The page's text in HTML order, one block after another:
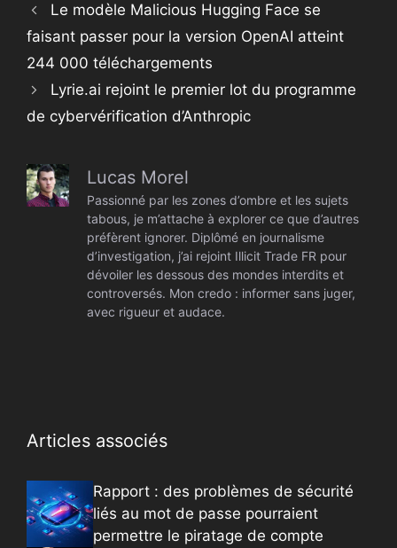
Le modèle Malicious Hugging Face se
faisant passer pour la version OpenAI atteint
244 000 téléchargements
Lyrie.ai rejoint le premier lot du programme
de cybervérification d’Anthropic
Lucas Morel
Passionné par les zones d’ombre et les sujets
tabous, je m’attache à explorer ce que d’autres
préfèrent ignorer. Diplômé en journalisme
d’investigation, j’ai rejoint Illicit Trade FR pour
dévoiler les dessous des mondes interdits et
controversés. Mon credo : informer sans juger,
avec rigueur et audace.
Articles associés
Rapport : des problèmes de sécurité
liés au mot de passe pourraient
permettre le piratage de compte